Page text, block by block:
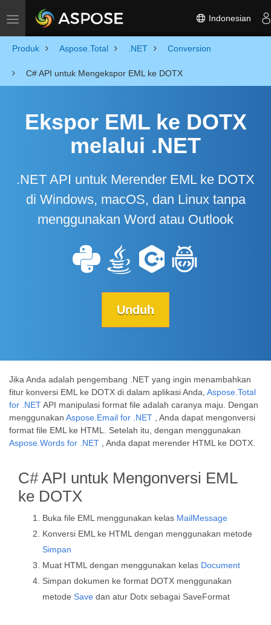
Toggle navigation Indonesian
Produk Aspose.Total .NET Conversion
C# API untuk Mengekspor EML ke DOTX
Ekspor EML ke DOTX
melalui .NET
.NET API untuk Merender EML ke DOTX
di Windows, macOS, dan Linux tanpa
menggunakan Word atau Outlook
Unduh
Jika Anda adalah pengembang .NET yang ingin menambahkan
fitur konversi EML ke DOTX di dalam aplikasi Anda, Aspose.Total
for .NETAPI manipulasi format file adalah caranya maju. Dengan
menggunakan Aspose.Email for .NET , Anda dapat mengonversi
format file EML ke HTML. Setelah itu, dengan menggunakan
Aspose.Words for .NET , Anda dapat merender HTML ke DOTX.
C# API untuk Mengonversi EML
ke DOTX
Buka file EML menggunakan kelas MailMessage
Konversi EML ke HTML dengan menggunakan metode
Simpan
Muat HTML dengan menggunakan kelas Document
Simpan dokumen ke format DOTX menggunakan
metode Save dan atur Dotx sebagai SaveFormat